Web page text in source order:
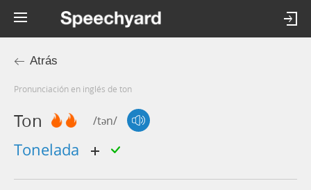
Atrás
Pronunciación en inglés de ton
Ton /tən/
tonelada